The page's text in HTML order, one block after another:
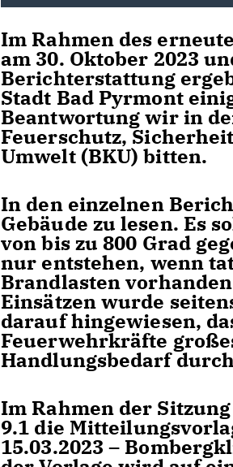
Im Rahmen des
am 30. Oktober 2023
Berichterstattung
Stadt Bad Pyrmont
Beantwortung wir in
Feuerschutz,
Umwelt (BKU) bitten.
In den einzelnen
Gebäude zu lesen. Es
von bis zu 800 Grad
nur entstehen, wenn
Brandlasten
Einsätzen wurde
darauf hingewiesen,
Feuerwehrkräfte
Handlungsbedarf
Im Rahmen der
9.1 die
15.03.2023 –